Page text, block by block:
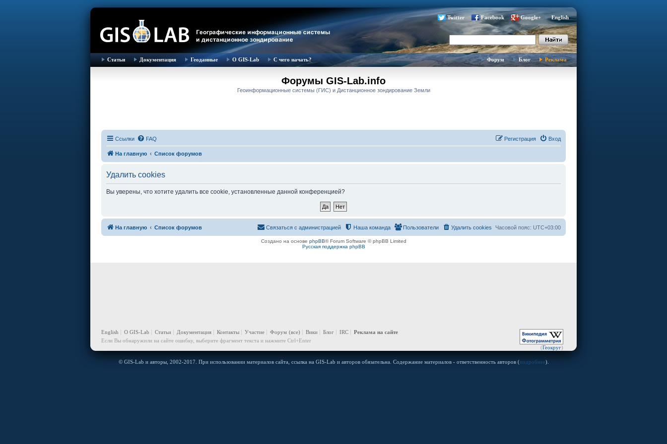
Twitter Facebook Google+ English
Статьи Документация Геоданные О GIS-Lab С чего начать? Форум Блог Реклама
Форумы GIS-Lab.info
Геоинформационные системы (ГИС) и Дистанционное зондирование Земли
Ссылки FAQ Вход
Регистрация
На главную Список форумов
Удалить cookies
Вы уверены, что хотите удалить все cookie, установленные данной конференцией?
На главную Список форумов Часовой пояс: UTC+03:00
Удалить cookies
Пользователи
Наша команда
Связаться с администрацией
Создано на основе phpBB® Forum Software © phpBB Limited
Русская поддержка phpBB
(Геокруг)
English О GIS-Lab Статьи Документация Контакты Участие Форум (все) Вики Блог IRC
Реклама на сайте
Если Вы обнаружили на сайте ошибку, выберите фрагмент текста и нажмите Ctrl+Enter
© GIS-Lab и авторы, 2002-2017. При использовании материалов сайта, ссылка на GIS-Lab и авторов обязательна. Содержание материалов - ответственность авторов (подробнее).